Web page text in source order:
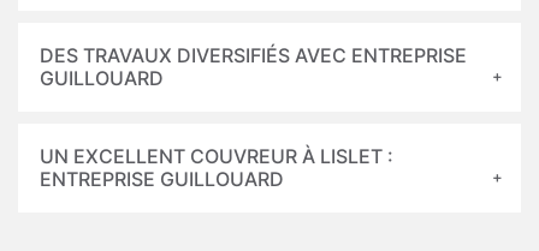
DES TRAVAUX DIVERSIFIÉS AVEC ENTREPRISE
GUILLOUARD
UN EXCELLENT COUVREUR À LISLET :
ENTREPRISE GUILLOUARD